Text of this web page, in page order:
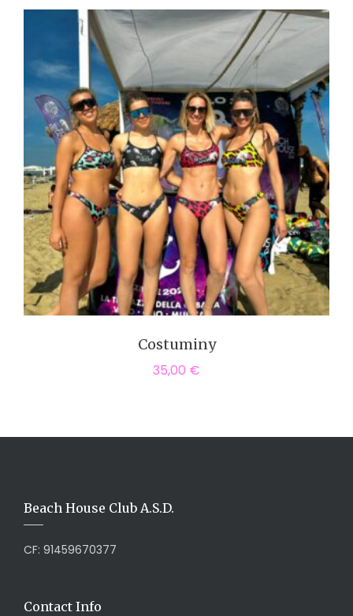
Costuminy
35,00 €
Beach House Club A.S.D.
CF: 91459670377
Contact Info